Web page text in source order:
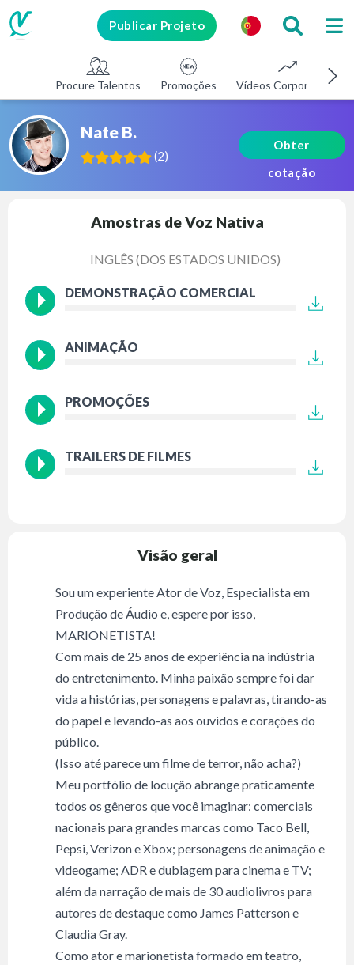
Publicar Projeto
Procure Talentos Promoções Vídeos Corporativos
Nate B.
(2)
Obter
cotação
Amostras de Voz Nativa
INGLÊS (DOS ESTADOS UNIDOS)
DEMONSTRAÇÃO COMERCIAL
ANIMAÇÃO
PROMOÇÕES
TRAILERS DE FILMES
Visão geral
Sou um experiente Ator de Voz, Especialista em
Produção de Áudio e, espere por isso,
MARIONETISTA!
Com mais de 25 anos de experiência na indústria
do entretenimento. Minha paixão sempre foi dar
vida a histórias, personagens e palavras, tirando-as
do papel e levando-as aos ouvidos e corações do
público.
(Isso até parece um filme de terror, não acha?)
Meu portfólio de locução abrange praticamente
todos os gêneros que você imaginar: comerciais
nacionais para grandes marcas como Taco Bell,
Pepsi, Verizon e Xbox; personagens de animação e
videogame; ADR e dublagem para cinema e TV;
além da narração de mais de 30 audiolivros para
autores de destaque como James Patterson e
Claudia Gray.
Como ator e marionetista formado em teatro,